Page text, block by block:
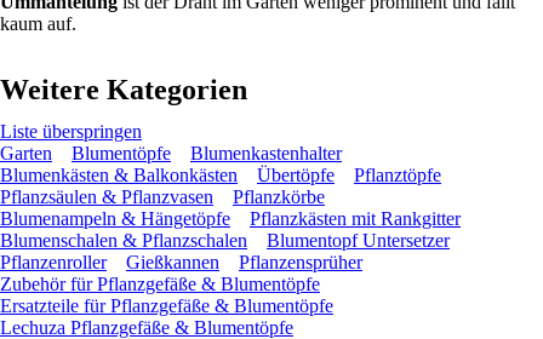
kaum auf.
Weitere Kategorien
Liste überspringen
Garten
Blumentöpfe
Blumenkastenhalter
Blumenkästen & Balkonkästen
Übertöpfe
Pflanztöpfe
Pflanzsäulen & Pflanzvasen
Pflanzkörbe
Blumenampeln & Hängetöpfe
Pflanzkästen mit Rankgitter
Blumenschalen & Pflanzschalen
Blumentopf Untersetzer
Pflanzenroller
Gießkannen
Pflanzensprüher
Zubehör für Pflanzgefäße & Blumentöpfe
Ersatzteile für Pflanzgefäße & Blumentöpfe
Lechuza Pflanzgefäße & Blumentöpfe